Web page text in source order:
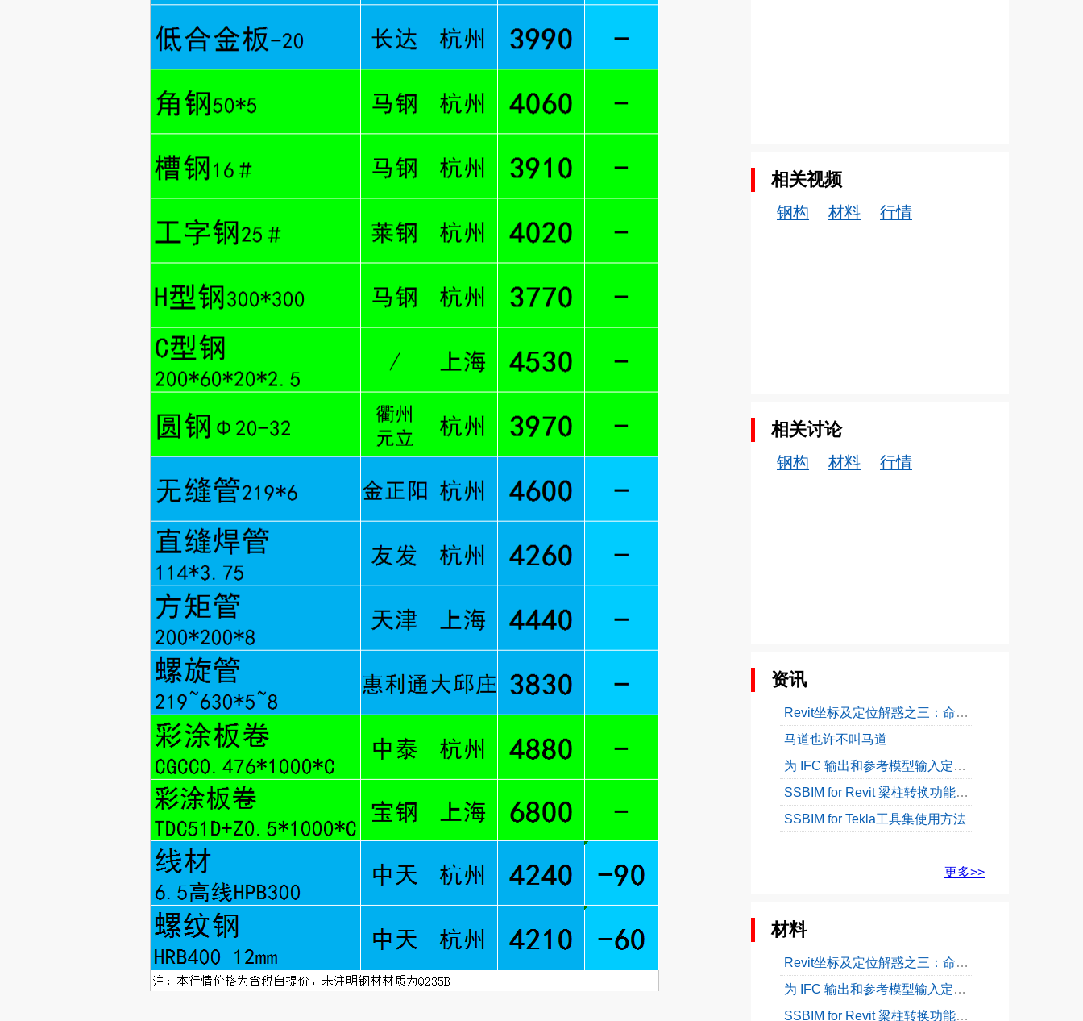
相关视频
钢构 材料 行情
相关讨论
钢构 材料 行情
资讯
Revit坐标及定位解惑之三：命名位置
马道也许不叫马道
为 IFC 输出和参考模型输入定义工程基点
SSBIM for Revit 梁柱转换功能使用教程
SSBIM for Tekla工具集使用方法
更多>>
材料
Revit坐标及定位解惑之三：命名位置
为 IFC 输出和参考模型输入定义工程基点
SSBIM for Revit 梁柱转换功能使用教程